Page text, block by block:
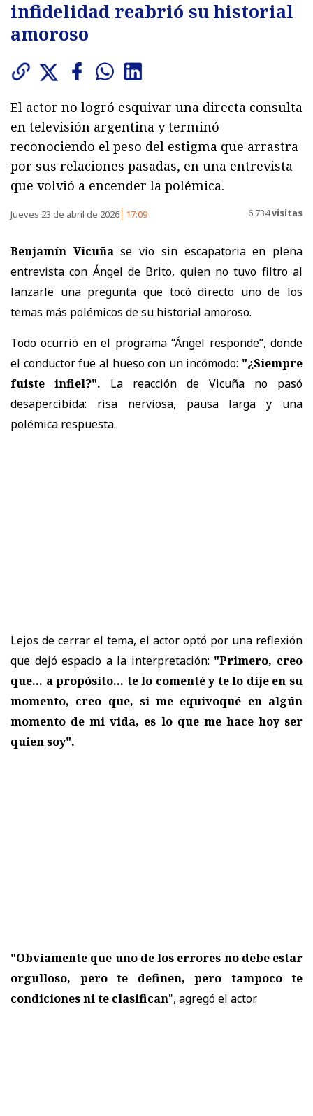
infidelidad reabrió su historial
amoroso
El actor no logró esquivar una directa consulta
en televisión argentina y terminó
reconociendo el peso del estigma que arrastra
por sus relaciones pasadas, en una entrevista
que volvió a encender la polémica.
Jueves 23 de abril de 2026 17:09 6.734visitas
Benjamín Vicuñase vio sin escapatoria en plena
entrevista con Ángel de Brito, quien no tuvo filtro al
lanzarle una pregunta que tocó directo uno de los
temas más polémicos de su historial amoroso.
Todo ocurrió en el programa “Ángel responde”, donde
el conductor fue al hueso con un incómodo: "¿Siempre
fuiste infiel?". La reacción de Vicuña no pasó
desapercibida: risa nerviosa, pausa larga y una
polémica respuesta.
Lejos de cerrar el tema, el actor optó por una reflexión
que dejó espacio a la interpretación: "Primero, creo
que… a propósito… te lo comenté y te lo dije en su
momento, creo que, si me equivoqué en algún
momento de mi vida, es lo que me hace hoy ser
quien soy".
"Obviamente que uno de los errores no debe estar
orgulloso, pero te definen, pero tampoco te
condiciones ni te clasifican", agregó el actor.